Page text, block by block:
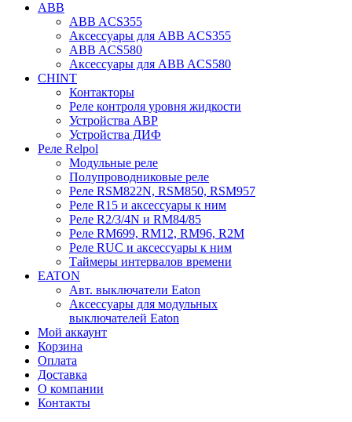
ABB
ABB ACS355
Аксессуары для ABB ACS355
ABB ACS580
Аксессуары для ABB ACS580
CHINT
Контакторы
Реле контроля уровня жидкости
Устройства АВР
Устройства ДИФ
Реле Relpol
Модульные реле
Полупроводниковые реле
Реле RSM822N, RSM850, RSM957
Реле R15 и аксессуары к ним
Реле R2/3/4N и RM84/85
Реле RM699, RM12, RM96, R2M
Реле RUC и аксессуары к ним
Таймеры интервалов времени
EATON
Авт. выключатели Eaton
Аксессуары для модульных
выключателей Eaton
Мой аккаунт
Корзина
Оплата
Доставка
О компании
Контакты